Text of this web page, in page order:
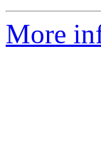
More